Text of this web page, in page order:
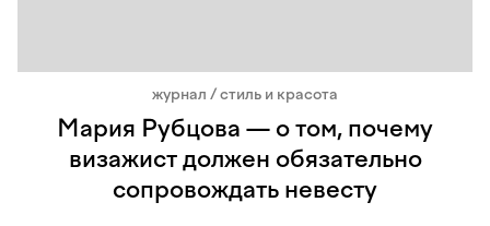
журнал / стиль и красота
Мария Рубцова — о том, почему
визажист должен обязательно
сопровождать невесту